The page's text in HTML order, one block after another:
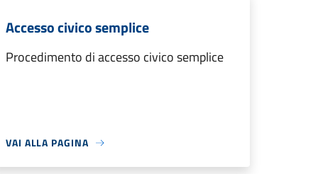
Accesso civico semplice
Procedimento di accesso civico semplice
VAI ALLA PAGINA